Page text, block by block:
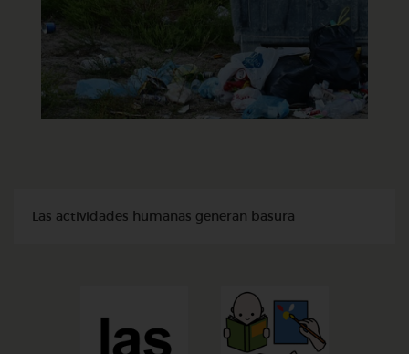
Las actividades humanas generan basura